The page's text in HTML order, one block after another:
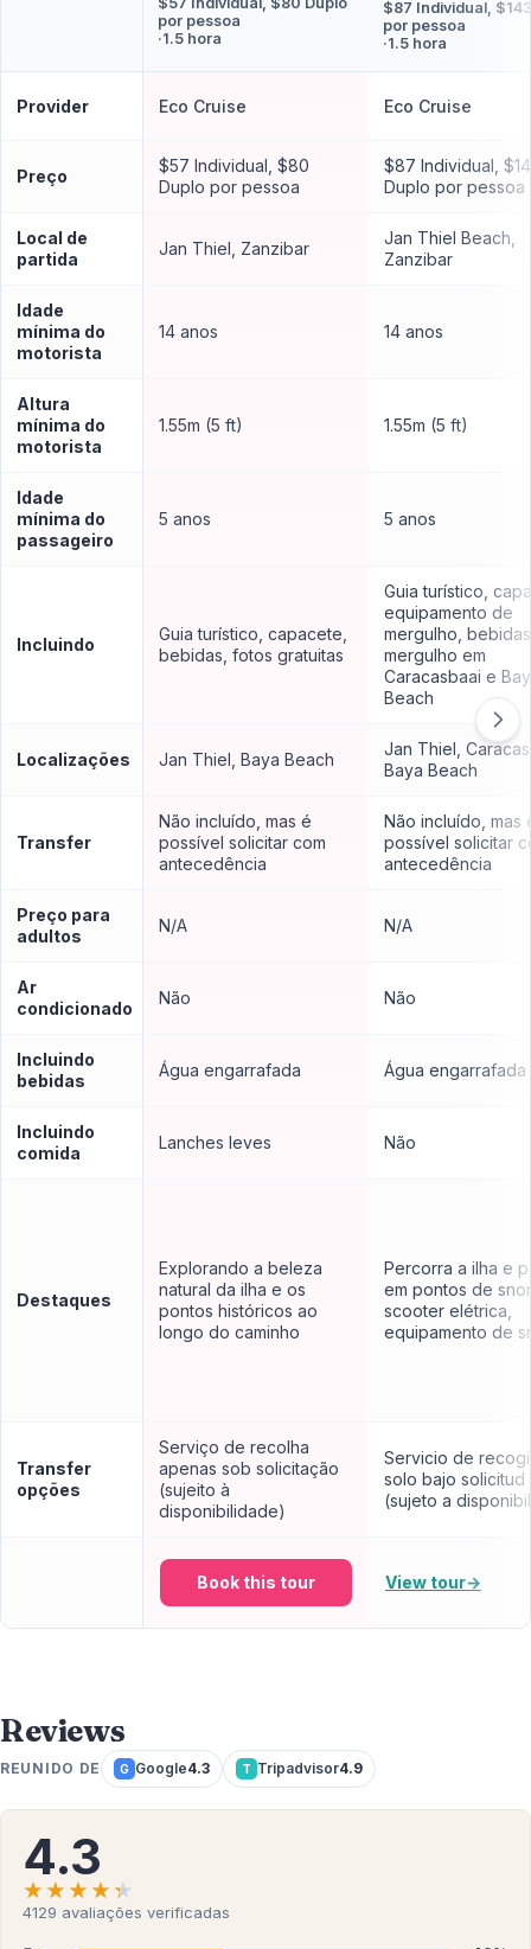
por pessoa
·1.5 hora
$87 Individual,
por pessoa
·1.5 hora
Provider Eco Cruise Eco Cruise
Preço
$57 Individual, $80
Duplo por pessoa
$87 Individual,
Duplo por pessoa
Local de
partida
Jan Thiel, Zanzibar
Jan Thiel Beach,
Zanzibar
Idade
mínima do
motorista
14 anos 14 anos
Altura
mínima do
motorista
1.55m (5 ft) 1.55m (5 ft)
Idade
mínima do
passageiro
5 anos 5 anos
Incluindo
Guia turístico, capacete,
bebidas, fotos gratuitas
Guia turístico,
equipamento de
mergulho,
mergulho em
Caracasbaai e
Beach
Localizações Jan Thiel, Baya Beach
Jan Thiel,
Baya Beach
Transfer
Não incluído, mas é
possível solicitar com
antecedência
Não incluído, mas
possível solicitar
antecedência
Preço para
adultos
N/A N/A
Ar
condicionado
Não Não
Incluindo
bebidas
Água engarrafada Água engarrafada
Incluindo
comida
Lanches leves Não
Destaques
Explorando a beleza
natural da ilha e os
pontos históricos ao
longo do caminho
Percorra a ilha e
em pontos de
scooter elétrica,
equipamento de
Transfer
opções
Serviço de recolha
apenas sob solicitação
(sujeito à
disponibilidade)
Servicio de
solo bajo solicitud
(sujeto a
Book this tour View tour→
Reviews
REUNIDO DE G Google4.3 T Tripadvisor4.9
4.3
★★★★★
★★★★★
4129 avaliações verificadas